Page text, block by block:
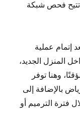
تتيح فحص شبكة
إتمام عملية
المنزل الجديد،
وهنا توفر
بالإضافة إلى
فترة الترميم أو